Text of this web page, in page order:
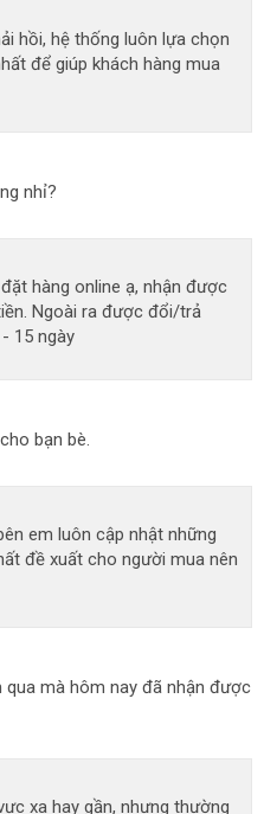
hồi, hệ thống luôn lựa chọn
để giúp khách hàng mua
nhỉ?
hàng online ạ, nhận được
Ngoài ra được đổi/trả
15 ngày
bạn bè.
em luôn cập nhật những
đề xuất cho người mua nên
mà hôm nay đã nhận được
xa hay gần, nhưng thường